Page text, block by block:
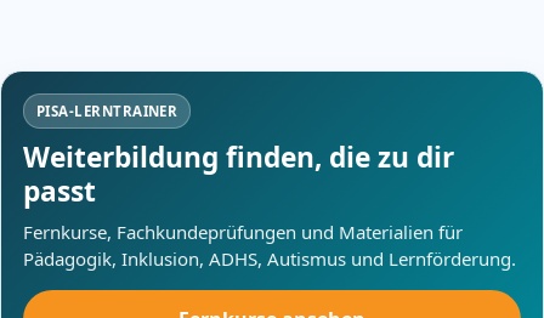
PISA-LERNTRAINER
Weiterbildung finden, die zu dir
passt
Fernkurse, Fachkundeprüfungen und Materialien für
Pädagogik, Inklusion, ADHS, Autismus und Lernförderung.